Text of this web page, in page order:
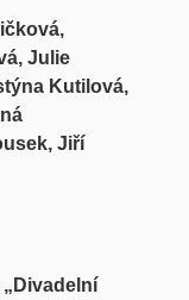
Julie
Kutilová,
Jiří